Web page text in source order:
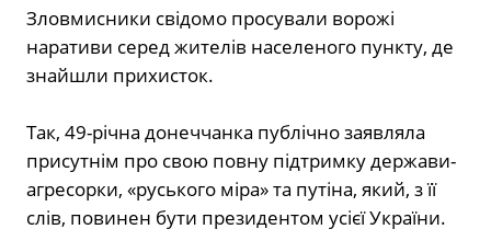
Зловмисники свідомо просували ворожі
наративи серед жителів населеного пункту, де
знайшли прихисток.
Так, 49-річна донеччанка публічно заявляла
присутнім про свою повну підтримку держави-
агресорки, «руського міра» та путіна, який, з її
слів, повинен бути президентом усієї України.